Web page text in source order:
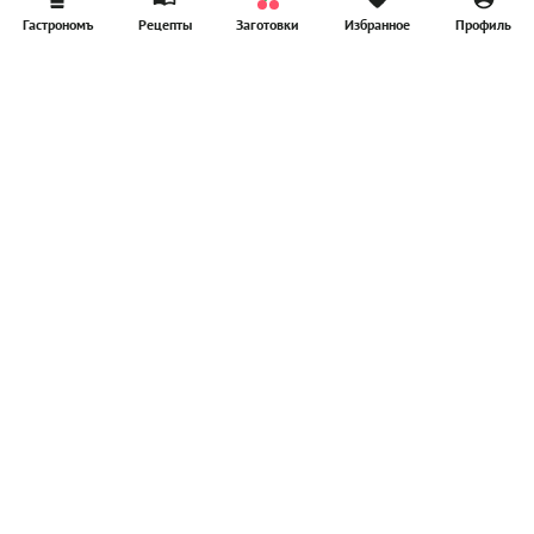
Гастрономъ Рецепты Заготовки Избранное Профиль